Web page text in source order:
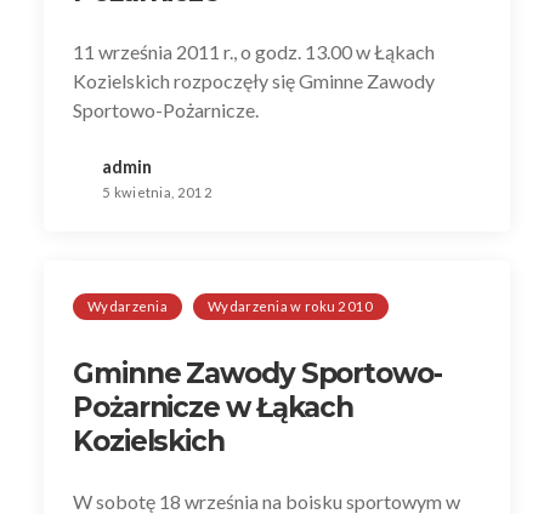
11 września 2011 r., o godz. 13.00 w Łąkach
Kozielskich rozpoczęły się Gminne Zawody
Sportowo-Pożarnicze.
admin
5 kwietnia, 2012
Wydarzenia Wydarzenia w roku 2010
Gminne Zawody Sportowo-
Pożarnicze w Łąkach
Kozielskich
W sobotę 18 września na boisku sportowym w